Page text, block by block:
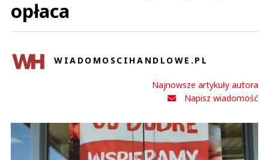
opłaca
WIADOMOSCIHANDLOWE.PL
Najnowsze artykuły autora
Napisz wiadomość